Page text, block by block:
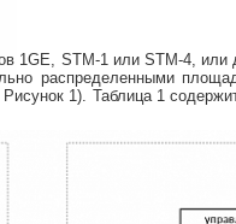
1GE, STM-1 или STM-4, или
распределенными
1). Таблица 1